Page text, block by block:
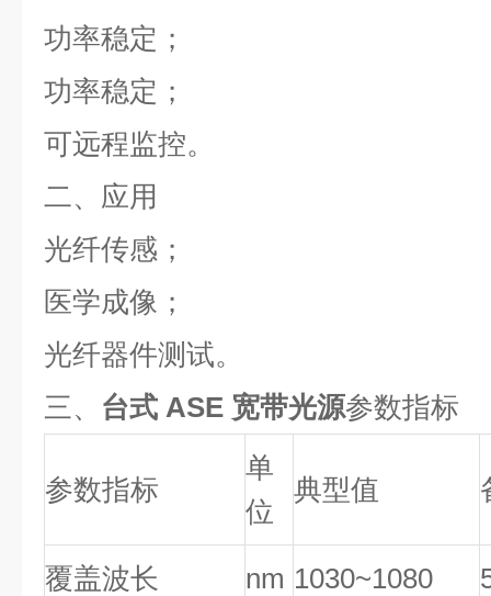
功率稳定；
功率稳定；
可远程监控。
二、应用
光纤传感；
医学成像；
光纤器件测试。
三、 台式 ASE 宽带光源参数指标
参数指标
单
位
典型值
覆盖波长 nm 1030~1080